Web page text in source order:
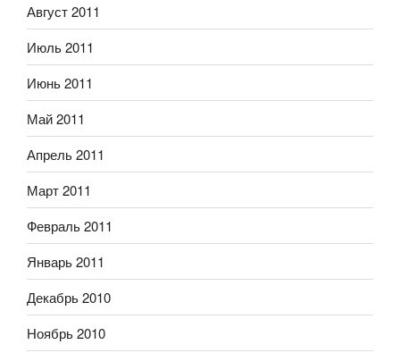
Август 2011
Июль 2011
Июнь 2011
Май 2011
Апрель 2011
Март 2011
Февраль 2011
Январь 2011
Декабрь 2010
Ноябрь 2010